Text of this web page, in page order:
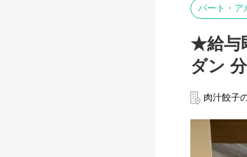
パート・ア
★給与
ダン
肉汁餃子